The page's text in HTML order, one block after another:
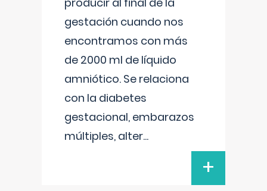
gestación cuando nos
encontramos con más
de 2000 ml de líquido
amniótico. Se relaciona
con la diabetes
gestacional, embarazos
múltiples, alter...
+